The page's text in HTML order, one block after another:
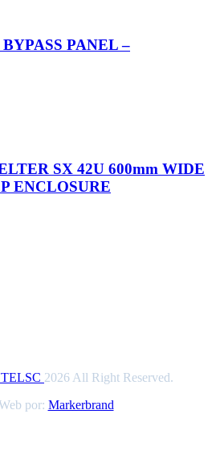
PANEL –
SX 42U 600mm WIDE
ENCLOSURE
2026 All Right Reserved.
por: Markerbrand